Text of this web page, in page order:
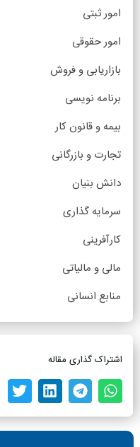
امور ثبتی
امور حقوقی
بازاریابی و فروش
برنامه نویسی
بیمه و قانون کار
تجارت و بازرگانی
دانش بنیان
سرمایه گذاری
کارآفرینی
مالی و مالیاتی
منابع انسانی
اشتراک گذاری مقاله